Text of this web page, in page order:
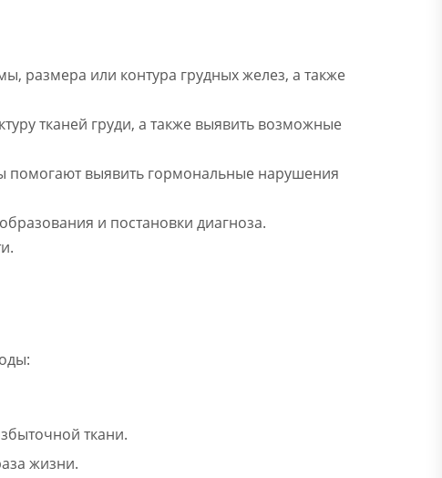
размера или контура грудных желез, а также
тканей груди, а также выявить возможные
помогают выявить гормональные нарушения
и постановки диагноза.
ткани.
жизни.